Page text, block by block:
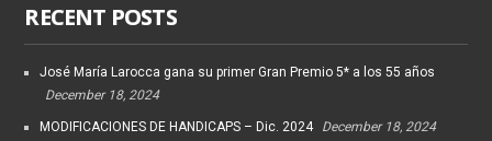
RECENT POSTS
José María Larocca gana su primer Gran Premio 5* a los 55 años
December 18, 2024
MODIFICACIONES DE HANDICAPS – Dic. 2024 December 18, 2024